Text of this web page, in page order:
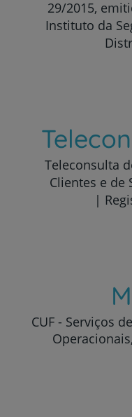
29/2015,
Instituto da
Teleconsulta
Clientes e de
|
CUF - Serviços